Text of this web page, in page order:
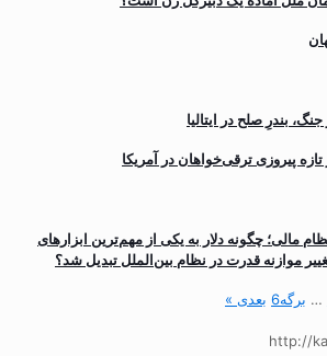
بندرِ صلح در ایتالیا
پیروزی ترقی‌خواهان در آمریکا
مالی؛ چگونه دلار به یکی از مهم‌ترین ابزارهای
موازنه قدرت در نظام بین‌الملل تبدیل شد؟
… برگه6 بعدی »
http://